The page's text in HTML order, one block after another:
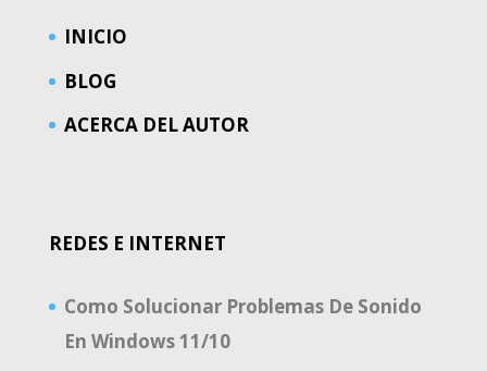
INICIO
BLOG
ACERCA DEL AUTOR
REDES E INTERNET
Como Solucionar Problemas De Sonido
En Windows 11/10